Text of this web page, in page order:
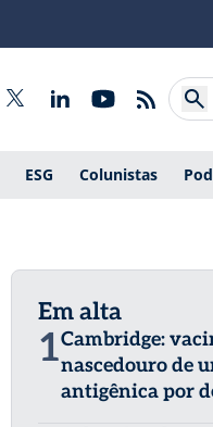
ESG Colunistas
Em alta
1Cambridge:
nascedouro de
antigênica por